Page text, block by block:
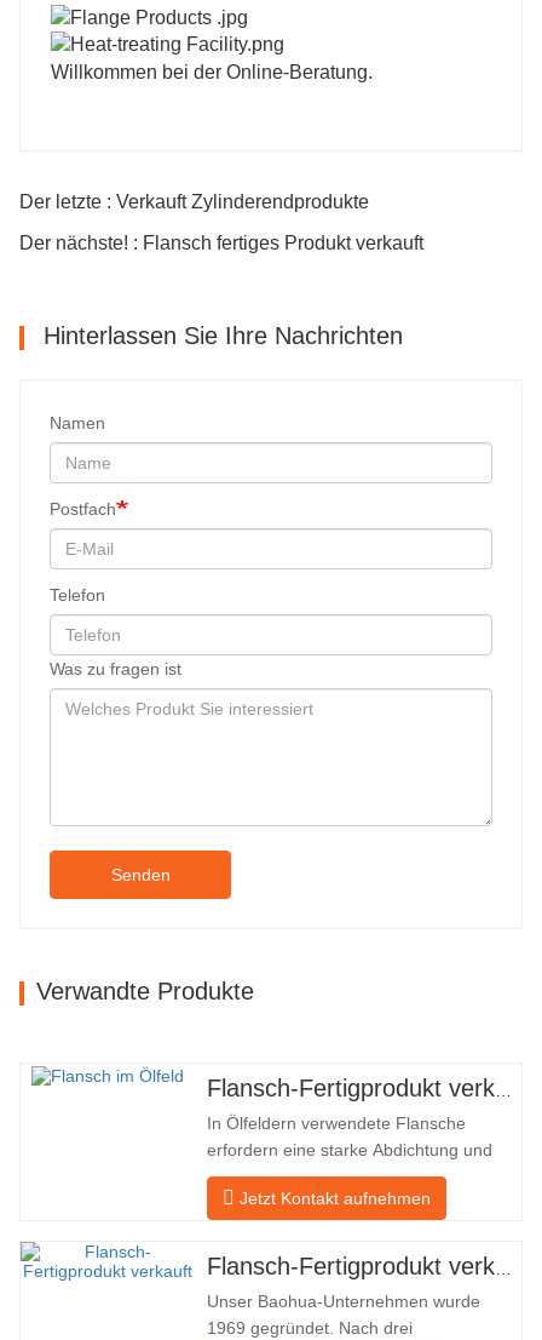
Willkommen bei der Online-Beratung.
Der letzte : Verkauft Zylinderendprodukte
Der nächste! : Flansch fertiges Produkt verkauft
Hinterlassen Sie Ihre Nachrichten
Namen
Postfach
Telefon
Was zu fragen ist
Senden
Verwandte Produkte
Flansch-Fertigprodukt verkauft
In Ölfeldern verwendete Flansche
erfordern eine starke Abdichtung und
hohe Qualität. Unser Unternehmen in
Baohua verarbeitet seit vielen Jahren
indirekt ins Ausland – nach Deutschland
und Russland. Da die inländische
Industrie nicht ideal ist, möchten wir…
Jetzt Kontakt aufnehmen
Flansch-Fertigprodukt verkauft
Unser Baohua-Unternehmen wurde
1969 gegründet. Nach drei